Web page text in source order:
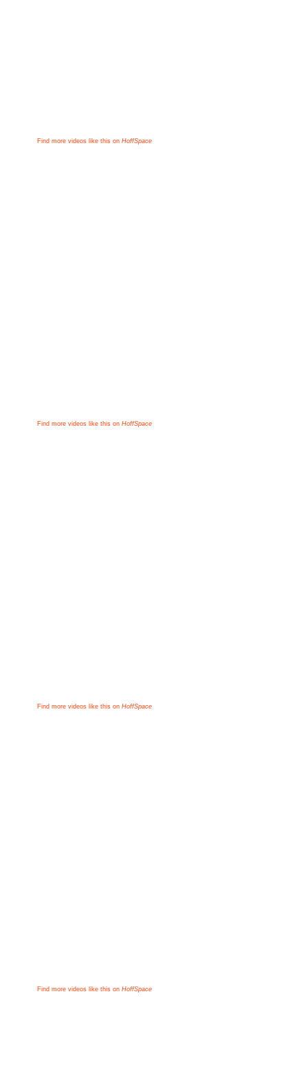
Find more videos like this on HoffSpace
Find more videos like this on HoffSpace
Find more videos like this on HoffSpace
Find more videos like this on HoffSpace